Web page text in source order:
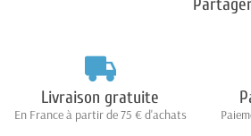
Livraison gratuite
En France à partir de 75 € d'achats